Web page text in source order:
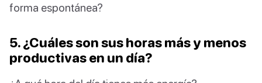
forma espontánea?
5. ¿Cuáles son sus horas más y menos
productivas en un día?